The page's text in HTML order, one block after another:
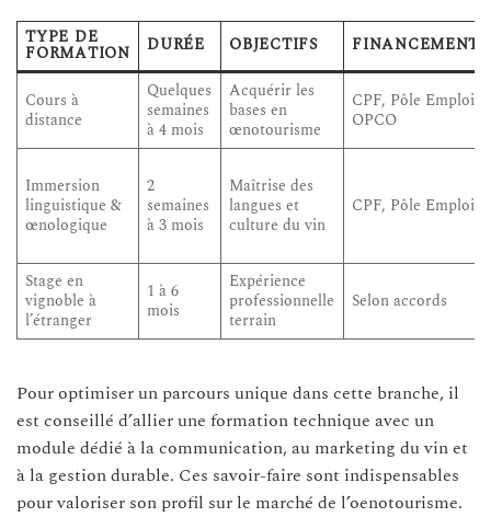
TYPE DE
FORMATION DURÉE OBJECTIFS FINANCEMENT
Cours à
distance
Quelques
semaines
à 4 mois
Acquérir les
bases en
œnotourisme
CPF, Pôle Emploi,
OPCO
Immersion
linguistique &
œnologique
2
semaines
à 3 mois
Maîtrise des
langues et
culture du vin
CPF, Pôle Emploi
Stage en
vignoble à
l’étranger
1 à 6
mois
Expérience
professionnelle
terrain
Selon accords
Pour optimiser un parcours unique dans cette branche, il
est conseillé d’allier une formation technique avec un
module dédié à la communication, au marketing du vin et
à la gestion durable. Ces savoir-faire sont indispensables
pour valoriser son profil sur le marché de l’oenotourisme.